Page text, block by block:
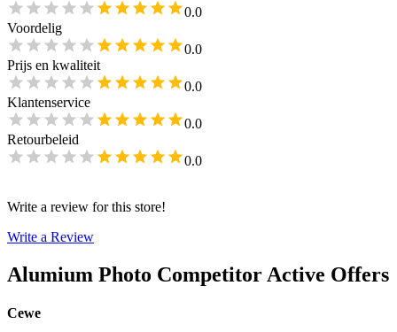
0.0
Voordelig
0.0
Prijs en kwaliteit
0.0
Klantenservice
0.0
Retourbeleid
0.0
Write a review for this store!
Write a Review
Alumium Photo Competitor Active Offers
Cewe